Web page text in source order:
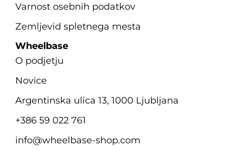
Varnost osebnih podatkov
Zemljevid spletnega mesta
Wheelbase
O podjetju
Novice
Argentinska ulica 13, 1000 Ljubljana
+386 59 022 761
info@wheelbase-shop.com